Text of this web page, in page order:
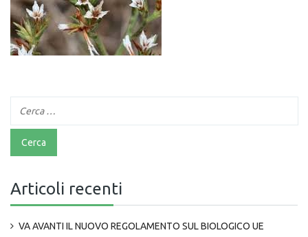
Articoli recenti
VA AVANTI IL NUOVO REGOLAMENTO SUL BIOLOGICO UE